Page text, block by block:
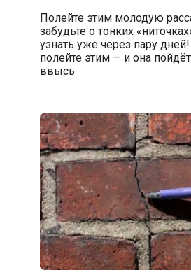
Полейте этим молодую
забудьте о тонких
узнать уже через пару
полейте этим — и она
ввысь